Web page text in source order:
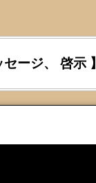
ージ、 啓示 】